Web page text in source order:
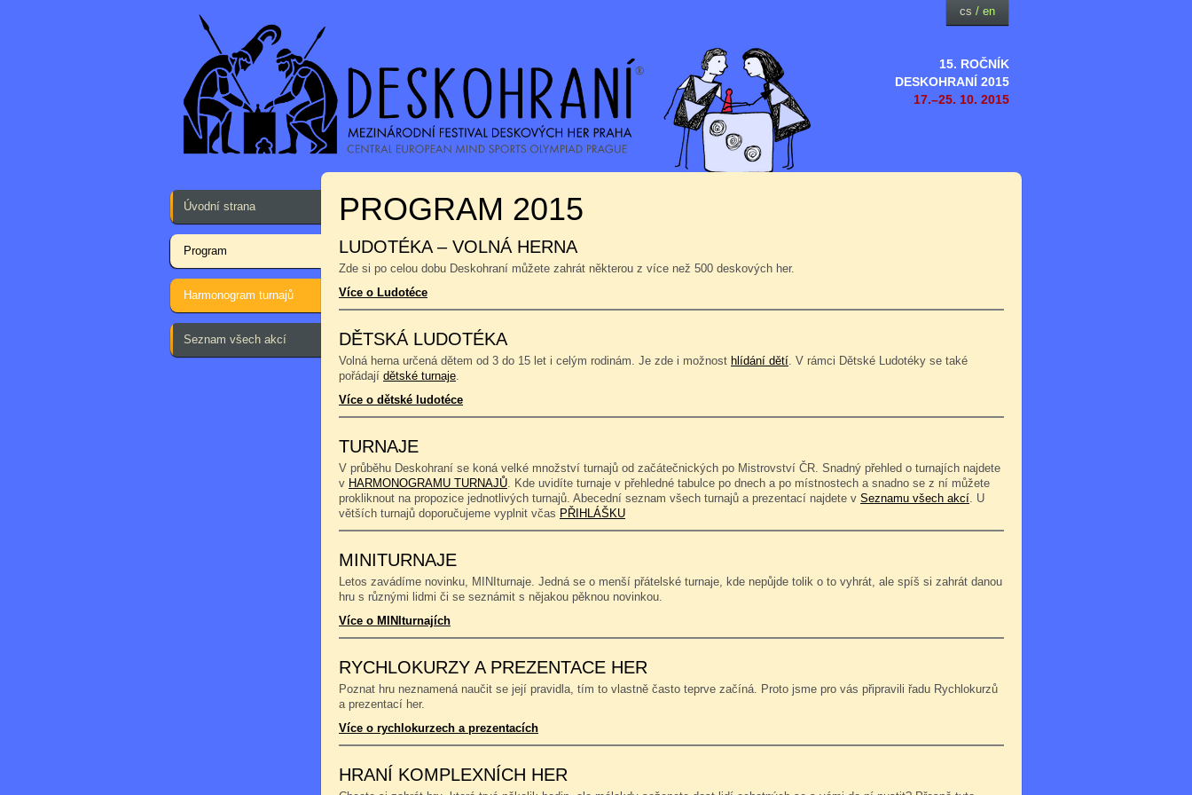
15. ROČNÍK
DESKOHRANÍ 2015
17.–25. 10. 2015
cs / en
Úvodní strana
Program
Harmonogram turnajů
Seznam všech akcí
PROGRAM 2015
LUDOTÉKA – VOLNÁ HERNA
Zde si po celou dobu Deskohraní můžete zahrát některou z více než 500 deskových her.
Více o Ludotéce
DĚTSKÁ LUDOTÉKA
Volná herna určená dětem od 3 do 15 let i celým rodinám. Je zde i možnost hlídání dětí. V rámci Dětské Ludotéky se také
pořádají dětské turnaje.
Více o dětské ludotéce
TURNAJE
V průběhu Deskohraní se koná velké množství turnajů od začátečnických po Mistrovství ČR. Snadný přehled o turnajích najdete
v HARMONOGRAMU TURNAJŮ. Kde uvidíte turnaje v přehledné tabulce po dnech a po místnostech a snadno se z ní můžete
prokliknout na propozice jednotlivých turnajů. Abecední seznam všech turnajů a prezentací najdete v Seznamu všech akcí. U
větších turnajů doporučujeme vyplnit včas PŘIHLÁŠKU
MINITURNAJE
Letos zavádíme novinku, MINIturnaje. Jedná se o menší přátelské turnaje, kde nepůjde tolik o to vyhrát, ale spíš si zahrát danou
hru s různými lidmi či se seznámit s nějakou pěknou novinkou.
Více o MINIturnajích
RYCHLOKURZY A PREZENTACE HER
Poznat hru neznamená naučit se její pravidla, tím to vlastně často teprve začíná. Proto jsme pro vás připravili řadu Rychlokurzů
a prezentací her.
Více o rychlokurzech a prezentacích
HRANÍ KOMPLEXNÍCH HER